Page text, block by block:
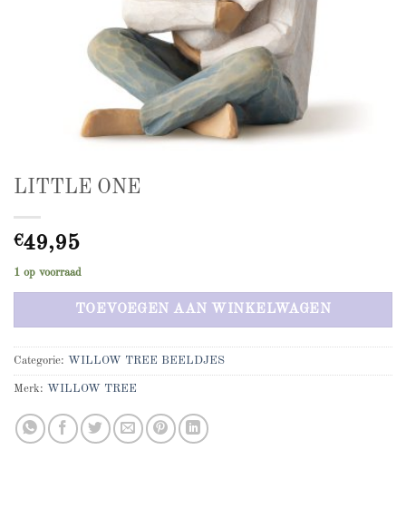
LITTLE ONE
€49,95
1 op voorraad
TOEVOEGEN AAN WINKELWAGEN
Categorie: WILLOW TREE BEELDJES
Merk: WILLOW TREE